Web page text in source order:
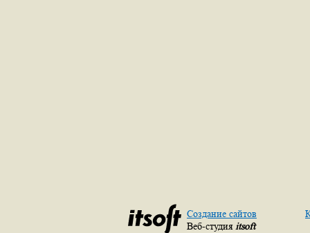
Создание сайтов
Веб-студия itsoft